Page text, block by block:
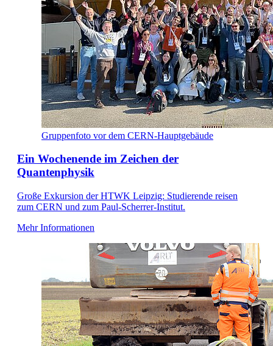
Gruppenfoto vor dem CERN-Hauptgebäude
Ein Wochenende im Zeichen der
Quantenphysik
Große Exkursion der HTWK Leipzig: Studierende reisen
zum CERN und zum Paul-Scherrer-Institut.
Mehr Informationen